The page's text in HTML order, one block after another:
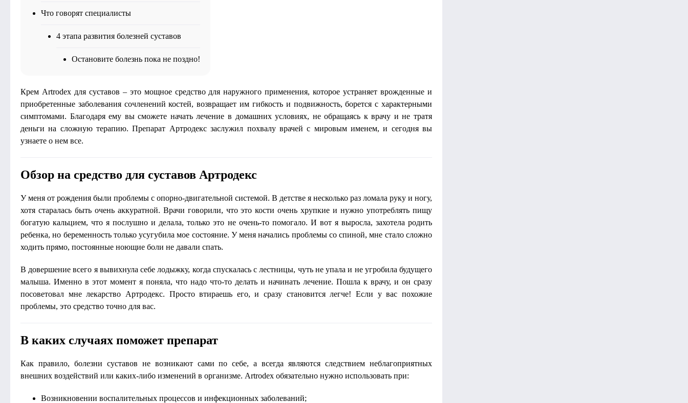
Что говорят специалисты
4 этапа развития болезней суставов
Остановите болезнь пока не поздно!
Крем Artrodex для суставов – это мощное средство для наружного применения, которое устраняет врожденные и
приобретенные заболевания сочленений костей, возвращает им гибкость и подвижность, борется с характерными
симптомами. Благодаря ему вы сможете начать лечение в домашних условиях, не обращаясь к врачу и не тратя
деньги на сложную терапию. Препарат Артродекс заслужил похвалу врачей с мировым именем, и сегодня вы
узнаете о нем все.
Обзор на средство для суставов Артродекс
У меня от рождения были проблемы с опорно-двигательной системой. В детстве я несколько раз ломала руку и ногу,
хотя старалась быть очень аккуратной. Врачи говорили, что это кости очень хрупкие и нужно употреблять пищу
богатую кальцием, что я послушно и делала, только это не очень-то помогало. И вот я выросла, захотела родить
ребенка, но беременность только усугубила мое состояние. У меня начались проблемы со спиной, мне стало сложно
ходить прямо, постоянные ноющие боли не давали спать.
В довершение всего я вывихнула себе лодыжку, когда спускалась с лестницы, чуть не упала и не угробила будущего
малыша. Именно в этот момент я поняла, что надо что-то делать и начинать лечение. Пошла к врачу, и он сразу
посоветовал мне лекарство Артродекс. Просто втираешь его, и сразу становится легче! Если у вас похожие
проблемы, это средство точно для вас.
В каких случаях поможет препарат
Как правило, болезни суставов не возникают сами по себе, а всегда являются следствием неблагоприятных
внешних воздействий или каких-либо изменений в организме. Artrodex обязательно нужно использовать при:
Возникновении воспалительных процессов и инфекционных заболеваний;